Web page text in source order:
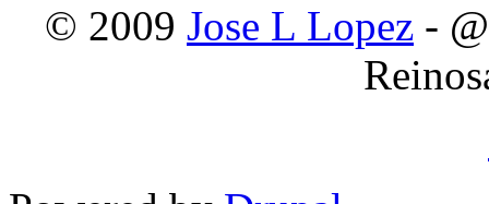
© 2009 Jose L Lopez -